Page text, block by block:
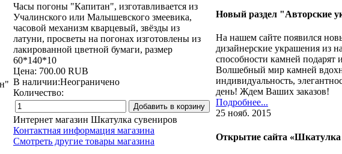
Часы погоны "Капитан", изготавливается из
Учалинского или Малышевского змеевика,
часовой механизм кварцевый, звёзды из
латуни, просветы на погонах изготовлены из
лакированной цветной бумаги, размер
60*140*10
Цена: 700.00 RUB
В наличии:Неограничено
Количество:
Интернет магазин Шкатулка сувениров
Контактная информация магазина
Смотреть другие товары магазина
Новый раздел "Авторские
На нашем сайте появился
дизайнерские украшения из
способности камней
Волшебный мир камней
индивидуальность,
день! Ждем Ваших заказов!
Подробнее...
25 нояб. 2015
Открытие сайта «Шкатулка